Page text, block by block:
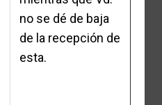
no se dé de baja
de la recepción de
esta.